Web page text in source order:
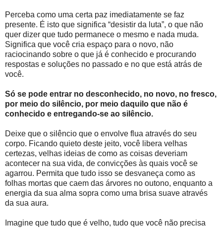
Perceba como uma certa paz imediatamente se faz
presente. É isto que significa “desistir da luta”, o que não
quer dizer que tudo permanece o mesmo e nada muda.
Significa que você cria espaço para o novo, não
raciocinando sobre o que já é conhecido e procurando
respostas e soluções no passado e no que está atrás de
você.
Só se pode entrar no desconhecido, no novo, no fresco,
por meio do silêncio, por meio daquilo que não é
conhecido e entregando-se ao silêncio.
Deixe que o silêncio que o envolve flua através do seu
corpo. Ficando quieto deste jeito, você libera velhas
certezas, velhas ideias de como as coisas deveriam
acontecer na sua vida, de convicções às quais você se
agarrou. Permita que tudo isso se desvaneça como as
folhas mortas que caem das árvores no outono, enquanto a
energia da sua alma sopra como uma brisa suave através
da sua aura.
Imagine que tudo que é velho, tudo que você não precisa